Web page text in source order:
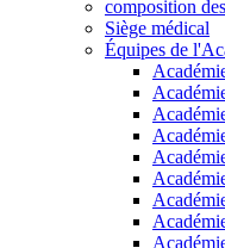
composition
Siège médical
Équipes de